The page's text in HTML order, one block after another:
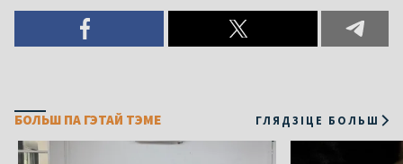
БОЛЬШ ПА ГЭТАЙ ТЭМЕ ГЛЯДЗІЦЕ БОЛЬШ